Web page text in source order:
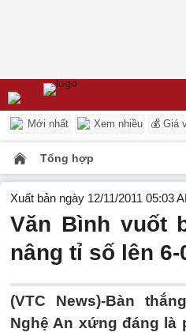
Mới nhất Xem nhiều 💰 Giá
Tổng hợp
Xuất bản ngày 12/11/2011 05:03
Văn Bình vuốt
nâng tỉ số lên 6-
(VTC News)-Bàn
Nghệ An xứng đáng là